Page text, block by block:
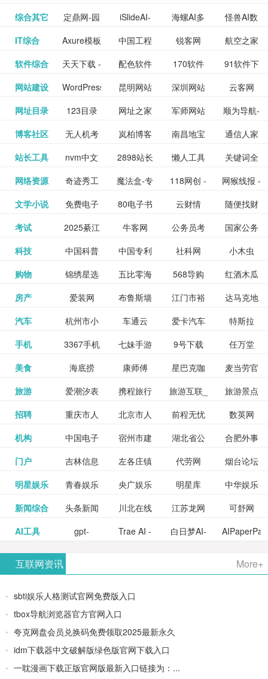
全 频
包括上映
影片的影
讯查询及
购票服
务。你可
和看过的
电影电视
剧，顺便
打分、写
味，豆瓣
电影会推
荐好电影
给你。
_www.sanmao.com.cn_
素材免费
图库
nas论
坛|nas1.cn|nas1|nas
流社区
文写作-AI
毕业设计-
PPT模板
生成
作 - 国内
领先的AI
图片、文
案创作平
讯飞星火-
懂我的AI
助手
更多>>
综合其它 定鼎网-园
林景观建
筑室内设
iSlideAI-
一键生成
PPT模板
海螺AI多
模态大语
言模型
怪兽AI数
字人
九章开物 更多>>
IT综合 Axure模板
网
中国工程
科技知识
中心
锐客网
航空之家
牛品汇
更多>>
软件综合 天天下载 -
绿色精品
软件应用
配色软件
园
170软件
下载站
91软件下
载
yx12345
下载站
更多>>
网站建设 WordPress
主题模板
下载_爱主
昆明网站
建设
深圳网站
建设
云客网
SEO众包
服务平台
深圳网站
建设
更多>>
网址目录 123目录
网
网址之家 军师网站
目录网址
大全
顺为导航-
办公运营
工具导航
易推分类
目录网
更多>>
博客社区 无人机考
证资讯网
岚柏博客 南昌地宝
网_南昌论
坛
通信人家
园
精易论坛 更多>>
站长工具 nvm中文
网
2898站长
资源平台
懒人工具 关键词全
网指数查
询
SEO工具
- 站长之家
更多>>
网络资源 奇迹秀工
具箱-设计
师必备设
辅助神器
魔法盒-专
业的游戏
动画特效
118网创 -
创业项目
资源分享
网猴线报 -
一个简单
且纯粹的
网站
线报酷 -
专注线报
活动
更多>>
文学小说 免费电子
书下载
网,txt小说
完结txt小
说-书本网
80电子书
_八零电子
书_80txt_
云财情 随便找财
经网
钱如故 更多>>
考试 2025綦江
区中考志
愿填报系
牛客网 公务员考
试-中公教
育网
国家公务
员局
公务员考
试信息网
更多>>
科技 中国科普
博览
中国专利
信息网
社科网
小木虫
中国科学
院
更多>>
购物 锦绣星选
海淘
五比零海
淘网
568导购
网
红酒木瓜
靓汤官网
淘宝 更多>>
房产 爱装网 布鲁斯墙
纸
江门市裕
华墙纸
达马克地
产
格莱美墙
纸
更多>>
汽车 杭州市小
客车总量
调控管理
车通云 爱卡汽车
导购
特斯拉
百度有驾
网
更多>>
手机 3367手机
游戏
七妹手游 9号下载
任万堂
游戏邦
更多>>
美食 海底捞 康师傅 星巴克咖
啡
麦当劳官
网
心食谱网 更多>>
旅游 爱潮汐表 携程旅行
网
旅游互联_
景点门票
预订
旅游景点
点评-猫途
鹰
北京旅游
网
更多>>
招聘 重庆市人
力资源和
社会保障
北京市人
力资源和
社会保障
前程无忧
招聘网
数英网
聘才网
更多>>
机构 中国电子
检验检疫
业务网
宿州市建
委网
湖北省公
管局
合肥外事
办
湖北省粮
食局
更多>>
门户 吉林信息
网
左各庄镇
论坛
代劳网
烟台论坛
腾讯充值
中心
更多>>
明星娱乐 青春娱乐
网
央广娱乐
网,
明星库 中华娱乐
网
网易娱乐 更多>>
新闻综合 头条新闻 川北在线 江苏龙网
可舒网
巾帼网
更多>>
AI工具 gpt-
OpenAI最
新AI图像
生成器
Trae AI -
境/深度集
成
Doubao-
白日梦AI-
- AI论文写
高质量
PPT
互联网资讯 More+
sbti娱乐人格测试官网免费版入口
tbox导航浏览器官方官网入口
夸克网盘会员兑换码免费领取2025最新永久
idm下载器中文破解版绿色版官网下载入口
一耽漫画下载正版官网版最新入口链接为：...